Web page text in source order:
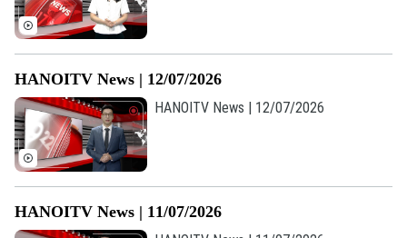
HANOITV News | 12/07/2026
HANOITV News | 12/07/2026
HANOITV News | 11/07/2026